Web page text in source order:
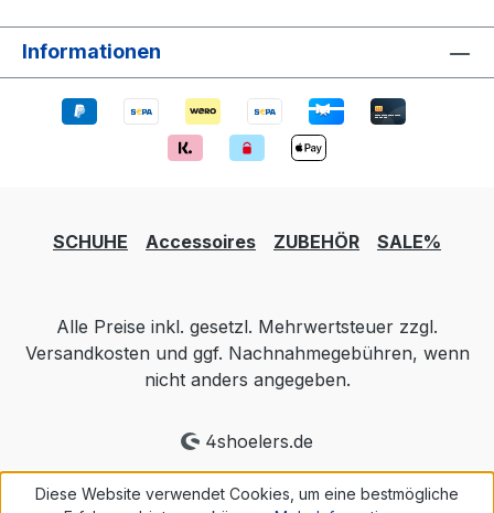
Informationen
SCHUHE Accessoires ZUBEHÖR SALE%
Alle Preise inkl. gesetzl. Mehrwertsteuer zzgl.
Versandkosten und ggf. Nachnahmegebühren, wenn
nicht anders angegeben.
4shoelers.de
Diese Website verwendet Cookies, um eine bestmögliche